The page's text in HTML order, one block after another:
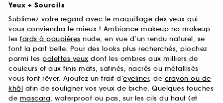
Yeux + Sourcils
Sublimez votre regard avec le maquillage des yeux qui
vous conviendra le mieux ! Ambiance makeup no makeup :
les fards à paupières nude, en vue d’un rendu naturel, se
font la part belle. Pour des looks plus recherchés, piochez
parmi les palettes yeux dont les ombres aux milliers de
couleurs et aux finis mats, satinés, nacrés ou métallisés
vous font rêver. Ajoutez un trait d’eyeliner, de crayon ou de
khôl afin de souligner vos yeux de biche. Quelques touches
de mascara, waterproof ou pas, sur les cils du haut (et